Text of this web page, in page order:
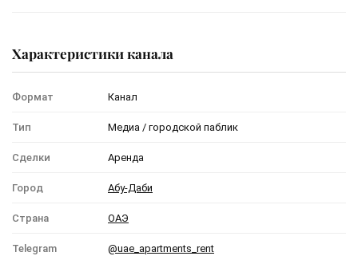
Характеристики канала
Формат Канал
Тип Медиа / городской паблик
Сделки Аренда
Город Абу-Даби
Страна ОАЭ
Telegram @uae_apartments_rent